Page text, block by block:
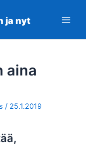
ja nyt
aina
/ 25.1.2019